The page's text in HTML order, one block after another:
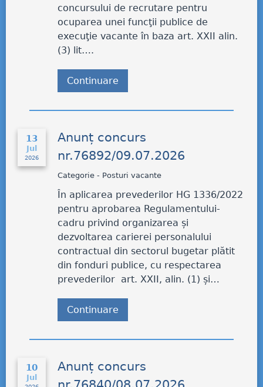
concursului de recrutare pentru
ocuparea unei funcţii publice de
execuţie vacante în baza art. XXII alin.
(3) lit….
Continuare
13
Jul
2026
Anunț concurs
nr.76892/09.07.2026
Categorie - Posturi vacante
În aplicarea prevederilor HG 1336/2022
pentru aprobarea Regulamentului-
cadru privind organizarea și
dezvoltarea carierei personalului
contractual din sectorul bugetar plătit
din fonduri publice, cu respectarea
prevederilor art. XXII, alin. (1) și…
Continuare
10
Jul
Anunț concurs